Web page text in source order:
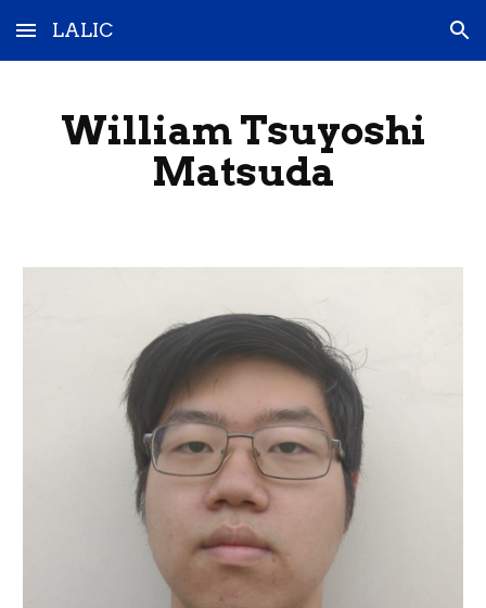
Skip to main content Skip to navigation
LALIC
William Tsuyoshi
Matsuda